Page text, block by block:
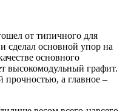
от типичного для
сделал основной упор на
основного
высокомодульный графит.
а главное –